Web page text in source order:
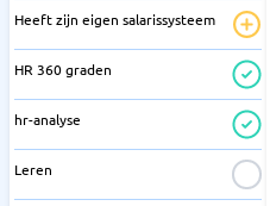
Heeft zijn eigen salarissysteem
HR 360 graden
hr-analyse
Leren